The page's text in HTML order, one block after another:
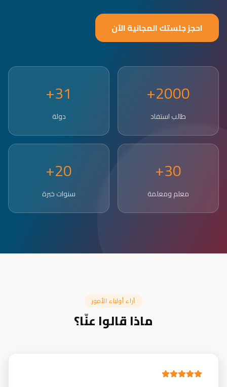
احجز جلستك المجانية الآن
2000+
طالب استفاد
31+
دولة
30+
معلم ومعلمة
20+
سنوات خبرة
آراء أولياء الأمور
ماذا قالوا عنّا؟